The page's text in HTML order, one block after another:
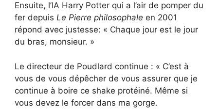
Ensuite, l’IA Harry Potter qui a l’air de pomper du
fer depuis Le Pierre philosophale en 2001
répond avec justesse: « Chaque jour est le jour
du bras, monsieur. »
Le directeur de Poudlard continue : « C’est à
vous de vous dépêcher de vous assurer que je
continue à boire ce shake protéiné. Même si
vous devez le forcer dans ma gorge.